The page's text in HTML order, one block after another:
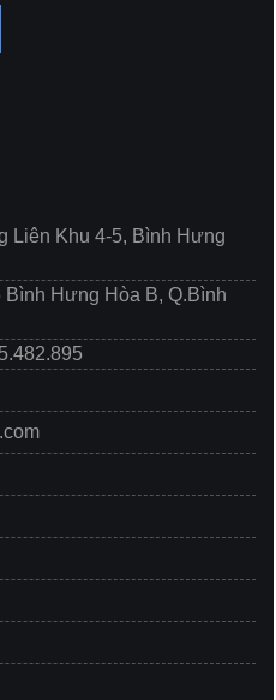
Liên Khu 4-5, Bình Hưng
Hưng Hòa B, Q.Bình